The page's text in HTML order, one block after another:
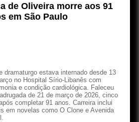
de Oliveira morre aos 91
em São Paulo
dramaturgo estava internado desde 13
no Hospital Sírio-Libanês com
e condição cardiológica. Faleceu
de 21 de março de 2026, cinco
completar 91 anos. Carreira inclui
em novelas como O Clone e Avenida